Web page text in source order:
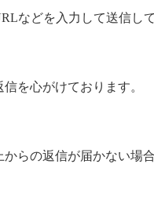
などを入力して送信して
を心がけております。
らの返信が届かない場